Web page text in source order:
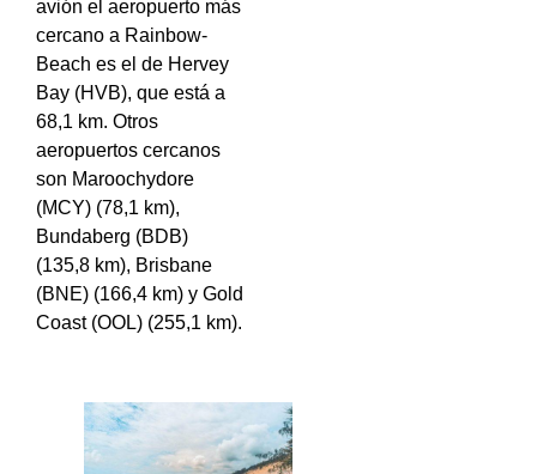
avión el aeropuerto más
cercano a Rainbow-
Beach es el de Hervey
Bay (HVB), que está a
68,1 km. Otros
aeropuertos cercanos
son Maroochydore
(MCY) (78,1 km),
Bundaberg (BDB)
(135,8 km), Brisbane
(BNE) (166,4 km) y Gold
Coast (OOL) (255,1 km).